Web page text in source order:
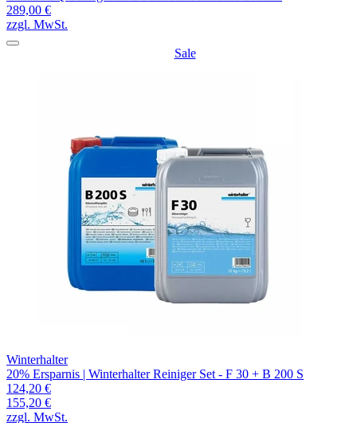
289,00 €
zzgl. MwSt.
Sale
Winterhalter
20% Ersparnis | Winterhalter Reiniger Set - F 30 + B 200 S
124,20 €
155,20 €
zzgl. MwSt.